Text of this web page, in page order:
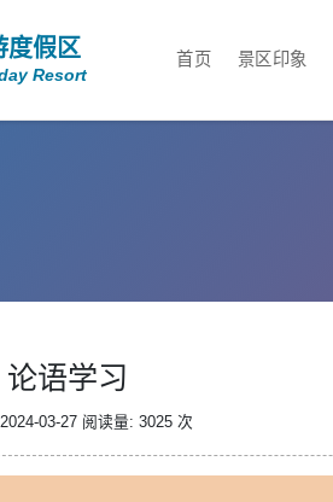
度假区
Resort
首页 景区印象
论语学习
03-27 阅读量: 3025 次